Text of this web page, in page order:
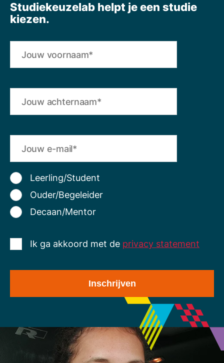
Studiekeuzelab helpt je een studie
kiezen.
Leerling/Student
Ouder/Begeleider
Decaan/Mentor
Ik ga akkoord met de privacy statement